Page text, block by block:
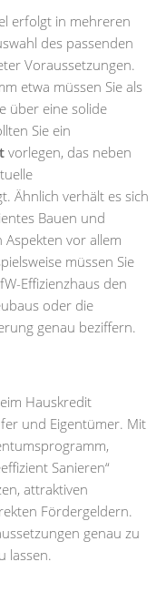
erfolgt in mehreren
des passenden
Voraussetzungen.
etwa müssen Sie als
über eine solide
Sie ein
vorlegen, das neben
Ähnlich verhält es sich
Bauen und
Aspekten vor allem
müssen Sie
Effizienzhaus den
oder die
genau beziffern.
Hauskredit
und Eigentümer. Mit
Sanieren“
attraktiven
Fördergeldern.
genau zu
lassen.